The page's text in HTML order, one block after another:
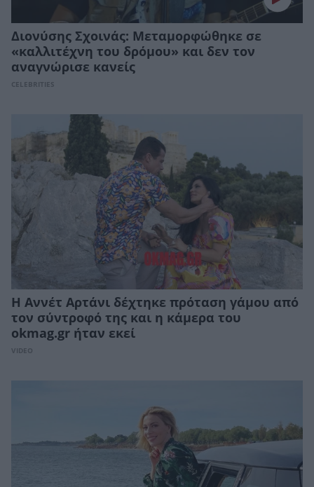
Διονύσης Σχοινάς: Μεταμορφώθηκε σε
«καλλιτέχνη του δρόμου» και δεν τον
αναγνώρισε κανείς
CELEBRITIES
Η Αννέτ Αρτάνι δέχτηκε πρόταση γάμου από
τον σύντροφό της και η κάμερα του
okmag.gr ήταν εκεί
VIDEO